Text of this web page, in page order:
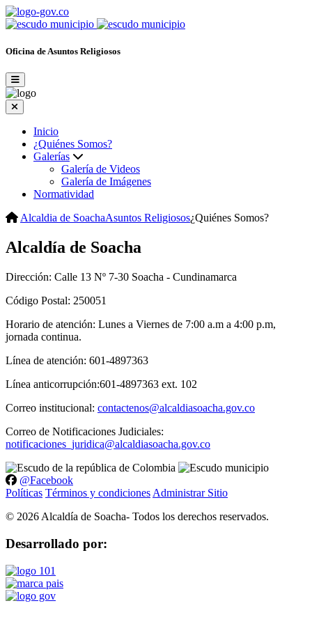
Oficina de Asuntos Religiosos
Inicio
¿Quiénes Somos?
Galerías
Galería de Videos
Galería de Imágenes
Normatividad
Alcaldia de SoachaAsuntos Religiosos¿Quiénes Somos?
Alcaldía de Soacha
Dirección: Calle 13 Nº 7-30 Soacha - Cundinamarca
Código Postal: 250051
Horario de atención: Lunes a Viernes de 7:00 a.m a 4:00 p.m,
jornada continua.
Línea de atención: 601-4897363
Línea anticorrupción:601-4897363 ext. 102
Correo institucional: contactenos@alcaldiasoacha.gov.co
Correo de Notificaciones Judiciales:
notificaciones_juridica@alcaldiasoacha.gov.co
@Facebook
Políticas Términos y condiciones Administrar Sitio
© 2026 Alcaldía de Soacha- Todos los derechos reservados.
Desarrollado por: